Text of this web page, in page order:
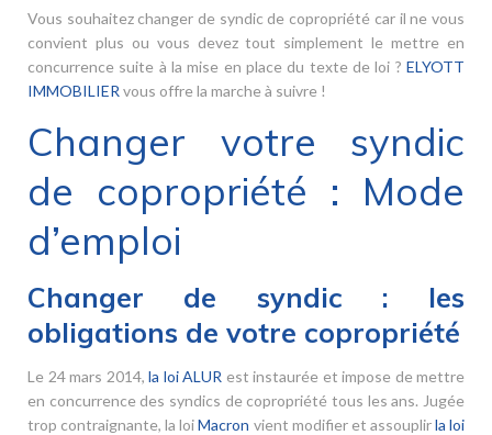
Vous souhaitez changer de syndic de copropriété car il ne vous
convient plus ou vous devez tout simplement le mettre en
concurrence suite à la mise en place du texte de loi ? ELYOTT
IMMOBILIER vous offre la marche à suivre !
Changer votre syndic
de copropriété : Mode
d’emploi
Changer de syndic : les
obligations de votre copropriété
Le 24 mars 2014, la loi ALUR est instaurée et impose de mettre
en concurrence des syndics de copropriété tous les ans. Jugée
trop contraignante, la loiMacron vient modifier et assouplirla loi